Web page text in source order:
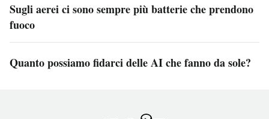
Sugli aerei ci sono sempre più batterie che prendono
fuoco
Quanto possiamo fidarci delle AI che fanno da sole?